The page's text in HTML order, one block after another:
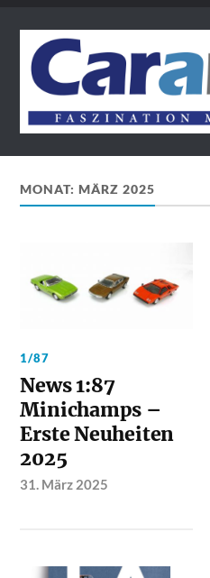
MONAT:MÄRZ 2025
1/87
News 1:87
Minichamps –
Erste Neuheiten
2025
31. März 2025